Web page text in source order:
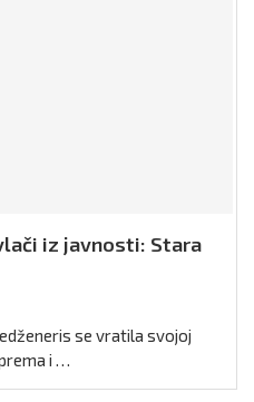
iz javnosti: Stara
se vratila svojoj
i …